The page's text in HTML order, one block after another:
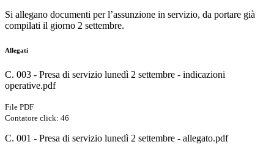
Si allegano documenti per l’assunzione in servizio, da portare già
compilati il giorno 2 settembre.
Allegati
C. 003 - Presa di servizio lunedì 2 settembre - indicazioni
operative.pdf
File PDF
Contatore click: 46
C. 001 - Presa di servizio lunedì 2 settembre - allegato.pdf